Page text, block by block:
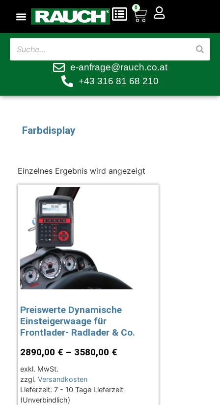
0
e-anfrage@rauch.co.at
+43 316 81 68 210
Farbdisplay
Einzelnes Ergebnis wird angezeigt
Preiswerte Dynamische
Einsteigerwaage für
Frontlader- Radlader & Co.
2890,00 € – 3580,00 €
exkl. MwSt.
zzgl. Versandkosten
Lieferzeit: 7 - 10 Tage Lieferzeit
(Unverbindlich)